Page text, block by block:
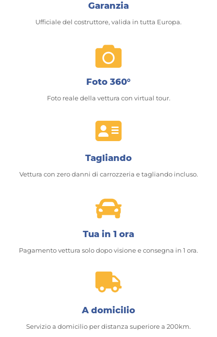
Garanzia
Ufficiale del costruttore, valida in tutta Europa.
Foto 360°
Foto reale della vettura con virtual tour.
Tagliando
Vettura con zero danni di carrozzeria e tagliando incluso.
Tua in 1 ora
Pagamento vettura solo dopo visione e consegna in 1 ora.
A domicilio
Servizio a domicilio per distanza superiore a 200km.